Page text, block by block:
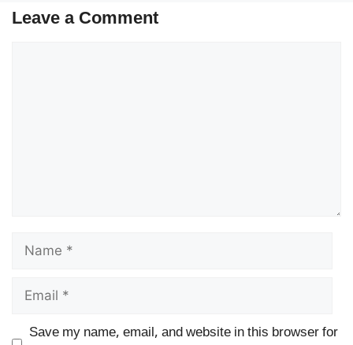
Leave a Comment
Name
Email
Save my name, email, and website in this browser for